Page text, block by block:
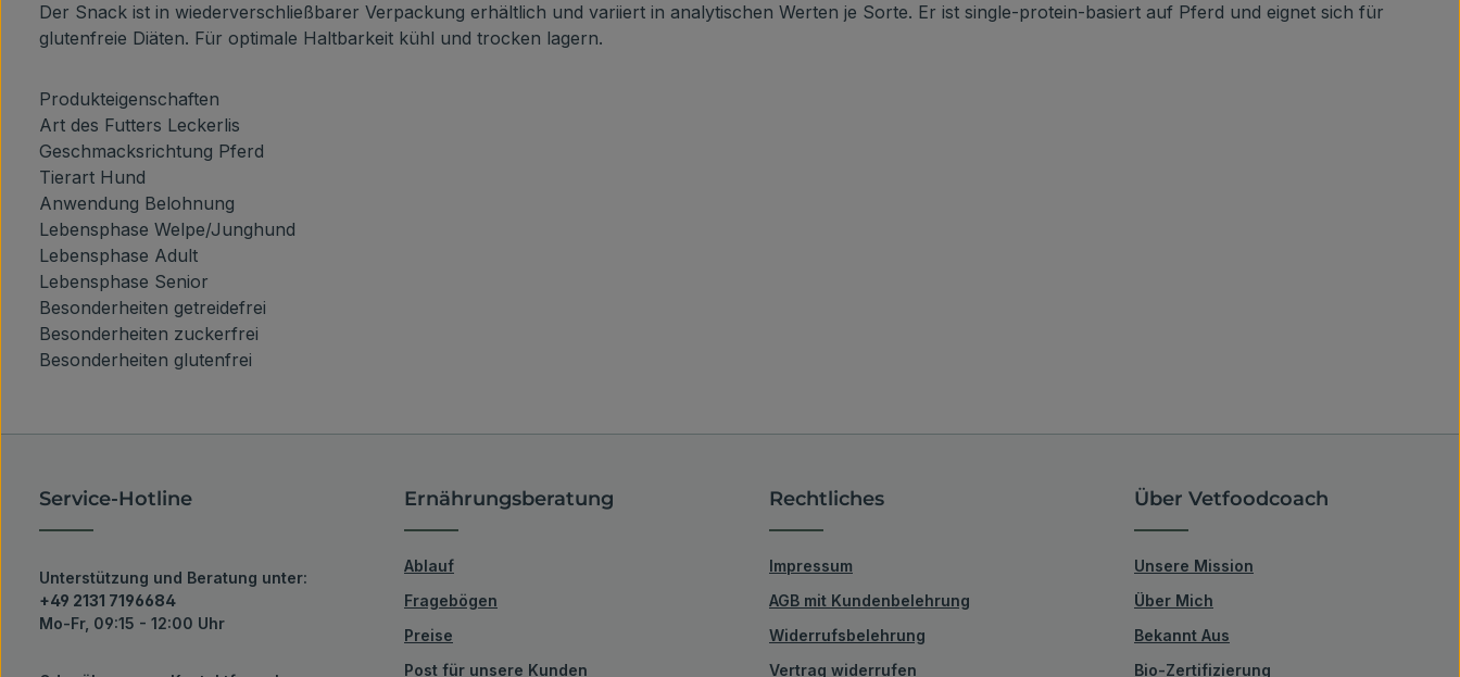
Der Snack ist in wiederverschließbarer Verpackung erhältlich und variiert in analytischen Werten je Sorte. Er ist single-protein-basiert auf Pferd und eignet sich für
glutenfreie Diäten. Für optimale Haltbarkeit kühl und trocken lagern.
Produkteigenschaften
Art des Futters Leckerlis
Geschmacksrichtung Pferd
Tierart Hund
Anwendung Belohnung
Lebensphase Welpe/Junghund
Lebensphase Adult
Lebensphase Senior
Besonderheiten getreidefrei
Besonderheiten zuckerfrei
Besonderheiten glutenfrei
Service-Hotline
Unterstützung und Beratung unter:
+49 2131 7196684
Mo-Fr, 09:15 - 12:00 Uhr
Ernährungsberatung
Ablauf
Fragebögen
Preise
Post für unsere Kunden
Rechtliches
Impressum
AGB mit Kundenbelehrung
Widerrufsbelehrung
Vertrag widerrufen
Über Vetfoodcoach
Unsere Mission
Über Mich
Bekannt Aus
Bio-Zertifizierung